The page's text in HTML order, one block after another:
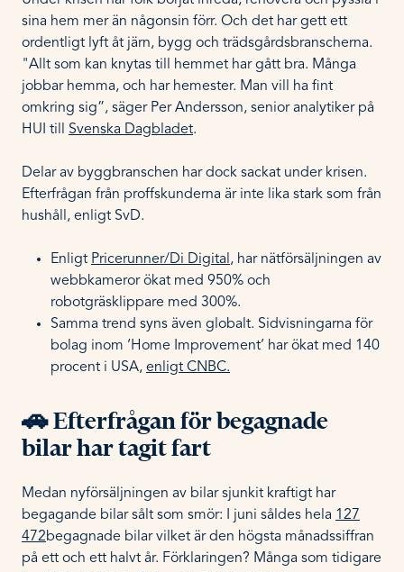
sina hem mer än någonsin förr. Och det har gett ett
ordentligt lyft åt järn, bygg och trädsgårdsbranscherna.
"Allt som kan knytas till hemmet har gått bra. Många
jobbar hemma, och har hemester. Man vill ha fint
omkring sig”, säger Per Andersson, senior analytiker på
HUI till Svenska Dagbladet.
Delar av byggbranschen har dock sackat under krisen.
Efterfrågan från proffskunderna är inte lika stark som från
hushåll, enligt SvD.
Enligt Pricerunner/Di Digital , har nätförsäljningen av
webbkameror ökat med 950% och
robotgräsklippare med 300%.
Samma trend syns även globalt. Sidvisningarna för
bolag inom ‘Home Improvement’ har ökat med 140
procent i USA, enligt CNBC.
🚗 Efterfrågan för begagnade
bilar har tagit fart
Medan nyförsäljningen av bilar sjunkit kraftigt har
begagande bilar sålt som smör: I juni såldes hela 127
472begagnade bilar vilket är den högsta månadssiffran
på ett och ett halvt år. Förklaringen? Många som tidigare